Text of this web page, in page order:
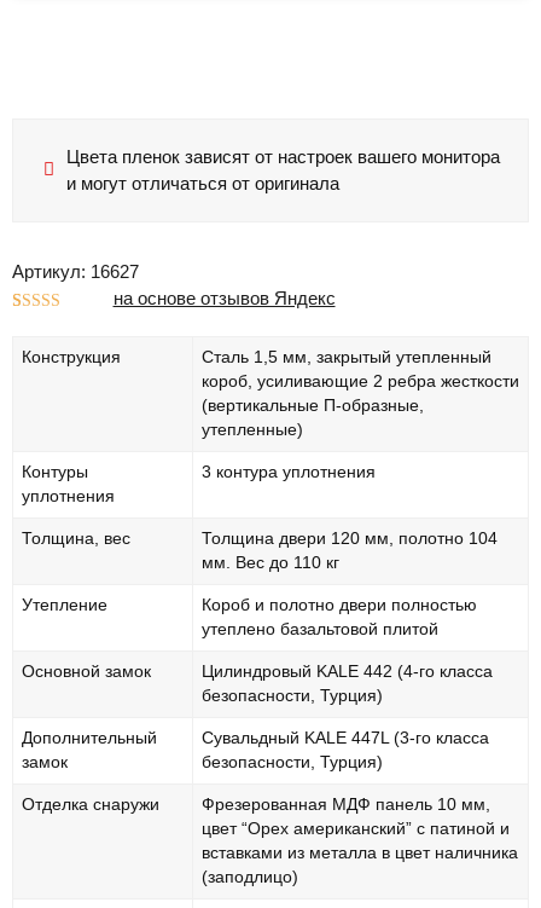
Артикул: 16627
основе
на основе отзывов Яндекс
Конструкция
Сталь 1,5 мм, закрытый утепленный
короб, усиливающие 2 ребра жесткости
(вертикальные П-образные,
утепленные)
Контуры
уплотнения
3 контура уплотнения
Толщина, вес
Толщина двери 120 мм, полотно 104
мм. Вес до 110 кг
Утепление
Короб и полотно двери полностью
утеплено базальтовой плитой
Основной замок
Цилиндровый KALE 442 (4-го класса
безопасности, Турция)
Дополнительный
замок
Сувальдный KALE 447L (3-го класса
безопасности, Турция)
Отделка снаружи
Фрезерованная МДФ панель 10 мм,
цвет “Орех американский” с патиной и
вставками из металла в цвет наличника
(заподлицо)
Цвета пленок зависят от настроек вашего монитора
и могут отличаться от оригинала